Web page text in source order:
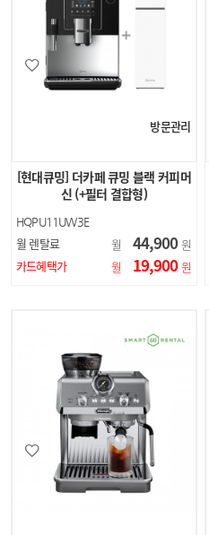
방문관리
[현대큐밍] 더카페 큐밍 블랙 커피머
신 (+필터 결합형)
HQPU11UW3E
월 렌탈료 월 44,900 원
카드혜택가
월 19,900 원